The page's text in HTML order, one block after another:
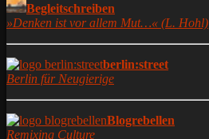
Begleitschreiben
»Denken ist vor allem Mut…« (L. Hohl)
berlin:street
Berlin für Neugierige
Blogrebellen
Remixing Culture